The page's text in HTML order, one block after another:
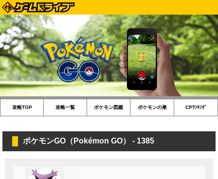
攻略TOP 攻略一覧 ポケモン図鑑 ポケモンの巣 CPﾗﾝｷﾝｸﾞ
ポケモンGO（Pokémon GO） - 1385